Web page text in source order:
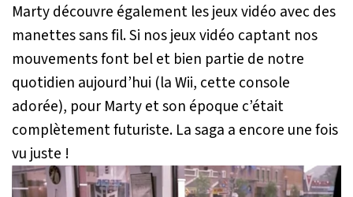
Marty découvre également les jeux vidéo avec des
manettes sans fil. Si nos jeux vidéo captant nos
mouvements font bel et bien partie de notre
quotidien aujourd’hui (la Wii, cette console
adorée), pour Marty et son époque c’était
complètement futuriste. La saga a encore une fois
vu juste !